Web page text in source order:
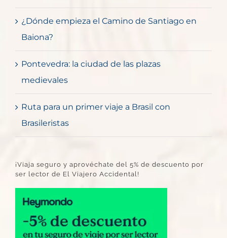
¿Dónde empieza el Camino de Santiago en
Baiona?
Pontevedra: la ciudad de las plazas
medievales
Ruta para un primer viaje a Brasil con
Brasileristas
¡Viaja seguro y aprovéchate del 5% de descuento por
ser lector de El Viajero Accidental!